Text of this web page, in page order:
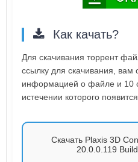
Как качать?
Для скачивания торрент
ссылку для скачивания, вам
информацией о файле и 10
истечении которого
Скачать Plaxis 3D
20.0.0.119